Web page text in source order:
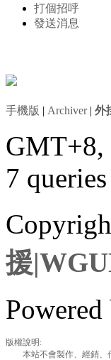
打個招呼
發送消息
手機版 | Archiver| 外
GMT+8,
7
援
Powered
版權說明:
本站不會製作、經銷、代